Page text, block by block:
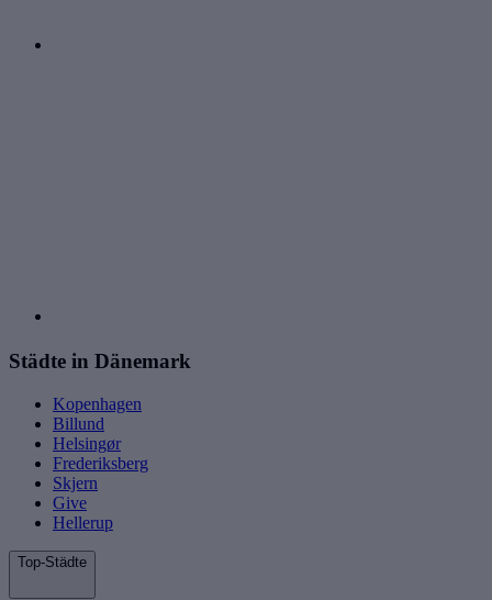
Städte in Dänemark
Kopenhagen
Billund
Helsingør
Frederiksberg
Skjern
Give
Hellerup
Top-Städte